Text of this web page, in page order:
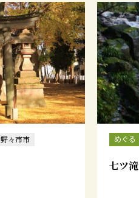
野々市市 めぐる
七ツ滝